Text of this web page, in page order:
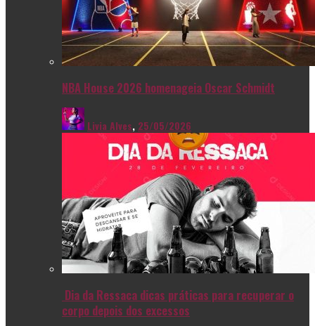
NBA House 2026 homenageia Oscar Schmidt
Livia Alves, 25/05/2026
Dia da Ressaca dicas práticas para recuperar o
corpo depois dos excessos